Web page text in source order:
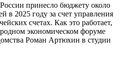
принесло бюджету около
в 2025 году за счет управления
счетах. Как это работает,
экономическом форуме
Роман Артюхин в студии